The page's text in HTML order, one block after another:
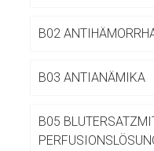
B02
B03 ANTIANÄMIKA
B05